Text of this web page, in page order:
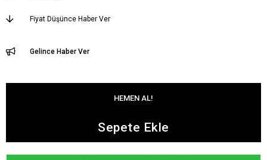
Fiyat Düşünce Haber Ver
Gelince Haber Ver